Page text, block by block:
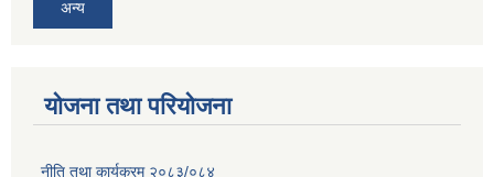
अन्य
योजना तथा परियोजना
नीति तथा कार्यक्रम २०८३/०८४